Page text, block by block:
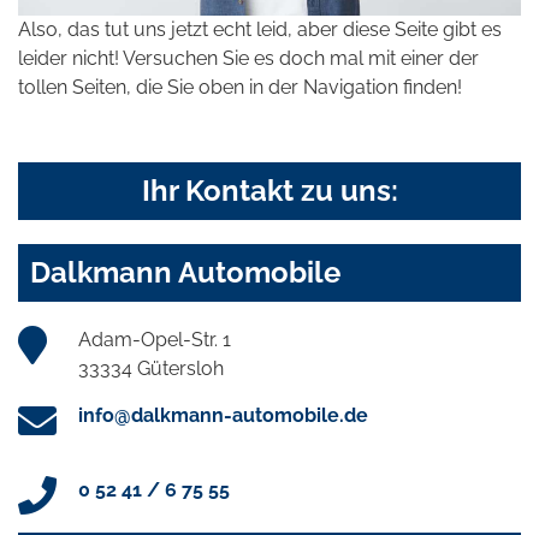
Also, das tut uns jetzt echt leid, aber diese Seite gibt es
leider nicht! Versuchen Sie es doch mal mit einer der
tollen Seiten, die Sie oben in der Navigation finden!
Ihr Kontakt zu uns:
Dalkmann Automobile
Adam-Opel-Str. 1
33334 Gütersloh
info@dalkmann-automobile.de
0 52 41 / 6 75 55